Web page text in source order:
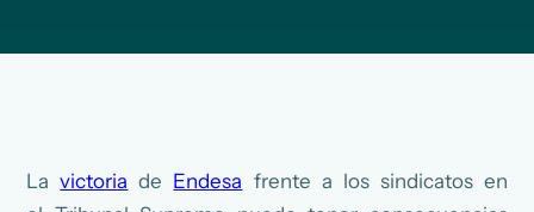
Lavictoria de Endesa frente a los sindicatos en